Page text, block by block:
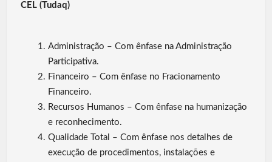
CEL (Tudaq)
Administração – Com ênfase na Administração
Participativa.
Financeiro – Com ênfase no Fracionamento
Financeiro.
Recursos Humanos – Com ênfase na humanização
e reconhecimento.
Qualidade Total – Com ênfase nos detalhes de
execução de procedimentos, instalações e